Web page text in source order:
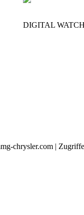
DIGITAL
chrysler.com |